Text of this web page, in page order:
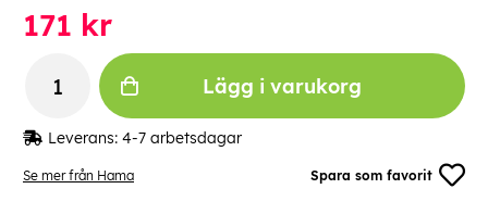
Se mer från Hama Spara som favorit
171 kr
Lägg i varukorg
Leverans: 4-7 arbetsdagar